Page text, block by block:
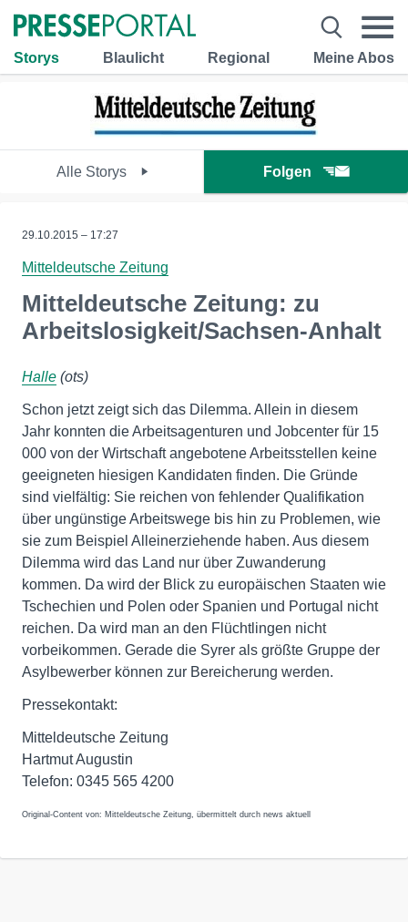
Storys Blaulicht Regional Meine Abos
Alle Storys Folgen
29.10.2015 – 17:27
Mitteldeutsche Zeitung
Mitteldeutsche Zeitung: zu
Arbeitslosigkeit/Sachsen-Anhalt
Halle (ots)
Schon jetzt zeigt sich das Dilemma. Allein in diesem
Jahr konnten die Arbeitsagenturen und Jobcenter für 15
000 von der Wirtschaft angebotene Arbeitsstellen keine
geeigneten hiesigen Kandidaten finden. Die Gründe
sind vielfältig: Sie reichen von fehlender Qualifikation
über ungünstige Arbeitswege bis hin zu Problemen, wie
sie zum Beispiel Alleinerziehende haben. Aus diesem
Dilemma wird das Land nur über Zuwanderung
kommen. Da wird der Blick zu europäischen Staaten wie
Tschechien und Polen oder Spanien und Portugal nicht
reichen. Da wird man an den Flüchtlingen nicht
vorbeikommen. Gerade die Syrer als größte Gruppe der
Asylbewerber können zur Bereicherung werden.
Pressekontakt:
Mitteldeutsche Zeitung
Hartmut Augustin
Telefon: 0345 565 4200
Original-Content von: Mitteldeutsche Zeitung, übermittelt durch news aktuell